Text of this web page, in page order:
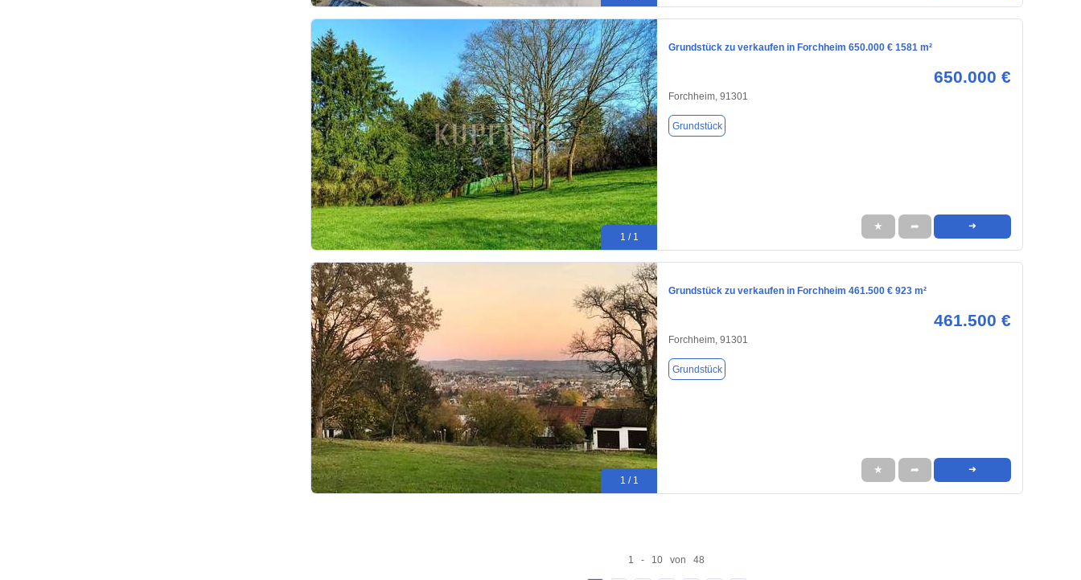
1 / 1
Grundstück zu verkaufen in Forchheim 650.000 € 1581 m²
650.000 €
Forchheim, 91301
Grundstück
★ ➦ ➜
1 / 1
Grundstück zu verkaufen in Forchheim 461.500 € 923 m²
461.500 €
Forchheim, 91301
Grundstück
★ ➦ ➜
1 - 10 von 48